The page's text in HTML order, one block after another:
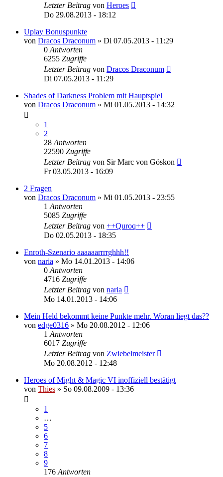
Letzter Beitrag von Heroes
Do 29.08.2013 - 18:12
Uplay Bonuspunkte
von Dracos Draconum » Di 07.05.2013 - 11:29
0 Antworten
6255 Zugriffe
Letzter Beitrag von Dracos Draconum
Di 07.05.2013 - 11:29
Shades of Darkness Problem mit Hauptspiel
von Dracos Draconum » Mi 01.05.2013 - 14:32
1
2
28 Antworten
22590 Zugriffe
Letzter Beitrag von Sir Marc von Göskon
Fr 03.05.2013 - 16:09
2 Fragen
von Dracos Draconum » Mi 01.05.2013 - 23:55
1 Antworten
5085 Zugriffe
Letzter Beitrag von ++Quroq++
Do 02.05.2013 - 18:35
Enroth-Szenario aaaaaarrrrghhh!!
von naria » Mo 14.01.2013 - 14:06
0 Antworten
4716 Zugriffe
Letzter Beitrag von naria
Mo 14.01.2013 - 14:06
Mein Held bekommt keine Punkte mehr. Woran liegt das??
von edge0316 » Mo 20.08.2012 - 12:06
1 Antworten
6017 Zugriffe
Letzter Beitrag von Zwiebelmeister
Mo 20.08.2012 - 12:48
Heroes of Might & Magic VI inoffiziell bestätigt
von Thies » So 09.08.2009 - 13:36
1
…
5
6
7
8
9
176 Antworten